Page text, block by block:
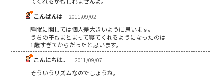
こんばんは | 2011/09/02
睡眠に関しては個人差大きいように思います。
うちの子もまとまって寝てくれるようになったのは
1歳すぎてからだったと思います。
こんにちは。
| 2011/09/07
そういうリズムなのでしょうね。